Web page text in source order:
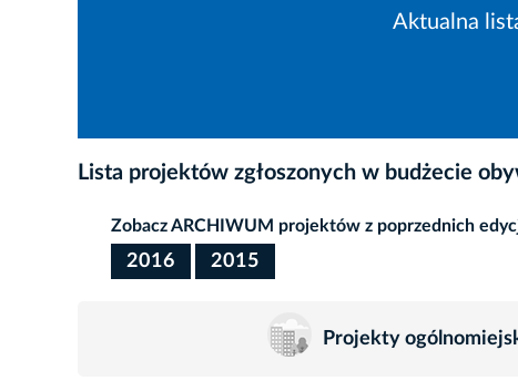
Aktualna
Lista projektów zgłoszonych w budżecie
Zobacz ARCHIWUM projektów z poprzednich
2016
2015
Projekty